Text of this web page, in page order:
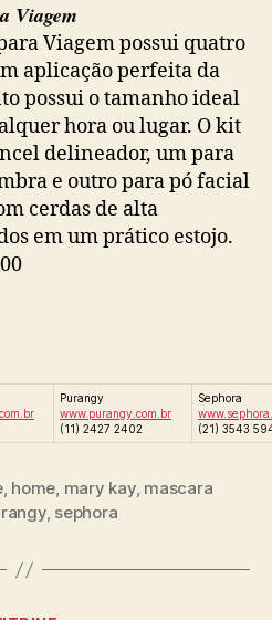
Viagem
Viagem possui quatro
aplicação perfeita da
possui o tamanho ideal
hora ou lugar. O kit
delineador, um para
e outro para pó facial
cerdas de alta
em um prático estojo.
Purangy
www.purangy.com.br
(11) 2427 2402
Sephora
(21) 3543
, home, mary kay, mascara
, sephora